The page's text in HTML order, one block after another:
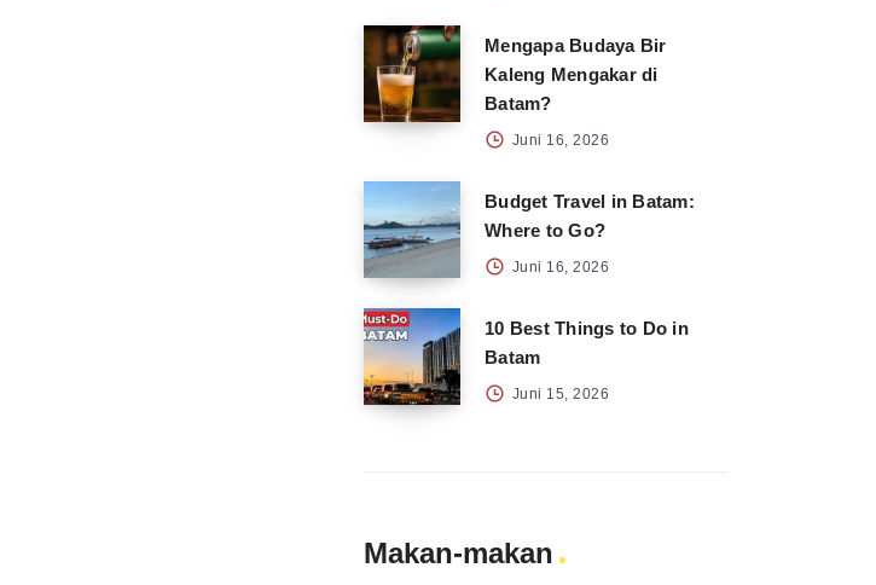
Mengapa Budaya Bir
Kaleng Mengakar di
Batam?
Juni 16, 2026
Budget Travel in Batam:
Where to Go?
Juni 16, 2026
10 Best Things to Do in
Batam
Juni 15, 2026
Makan-makan